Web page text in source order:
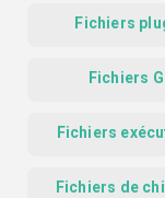
Fichiers
Fichiers
Fichiers
Fichiers de